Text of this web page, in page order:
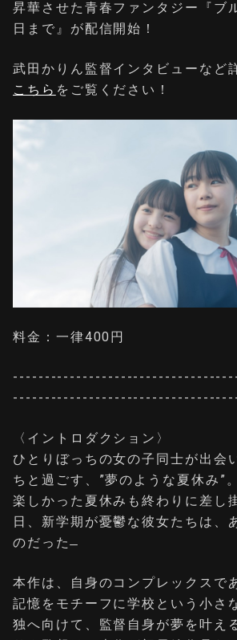
昇華させた青春ファンタジー『ブ
日まで』が配信開始！
武田かりん監督インタビューなど
こちら をご覧ください！
料金：一律400円
〈イントロダクション〉
ひとりぼっちの女の子同士が出会
ちと過ごす、”夢のような夏休み”
楽しかった夏休みも終わりに差し
日、新学期が憂鬱な彼女たちは、
のだった ̶̶
本作は、自身のコンプレックスで
記憶をモチーフに学校という小さ
独へ向けて、監督自身が夢を叶え